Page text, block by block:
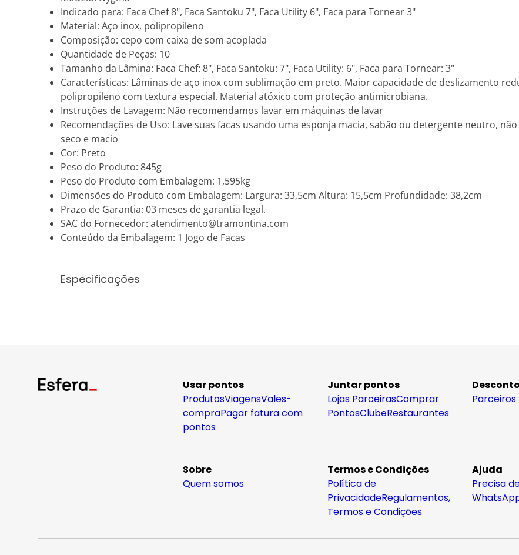
Indicado para: Faca Chef 8", Faca Santoku 7", Faca Utility 6", Faca para Tornear 3"
Material: Aço inox, polipropileno
Composição: cepo com caixa de som acoplada
Quantidade de Peças: 10
Tamanho da Lâmina: Faca Chef: 8", Faca Santoku: 7", Faca Utility: 6", Faca para Tornear: 3"
Características: Lâminas de aço inox com sublimação em preto. Maior capacidade de deslizamento
polipropileno com textura especial. Material atóxico com proteção antimicrobiana.
Instruções de Lavagem: Não recomendamos lavar em máquinas de lavar
Recomendações de Uso: Lave suas facas usando uma esponja macia, sabão ou detergente neutro,
seco e macio
Cor: Preto
Peso do Produto: 845g
Peso do Produto com Embalagem: 1,595kg
Dimensões do Produto com Embalagem: Largura: 33,5cm Altura: 15,5cm Profundidade: 38,2cm
Prazo de Garantia: 03 meses de garantia legal.
SAC do Fornecedor: atendimento@tramontina.com
Conteúdo da Embalagem: 1 Jogo de Facas
Especificações
Usar pontos
ProdutosViagensVales-
compraPagar fatura com
pontos
Juntar pontos
Lojas ParceirasComprar
PontosClubeRestaurantes
Parceiros
Sobre
Quem somos
Termos e Condições
Política de
PrivacidadeRegulamentos,
Termos e Condições
Ajuda
Precisa